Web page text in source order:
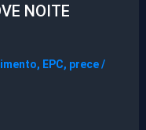
NOITE
, EPC, prece/